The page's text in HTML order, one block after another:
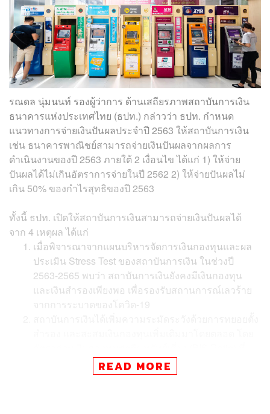
รณดล นุ่มนนท์ รองผู้ว่าการ ด้านเสถียรภาพสถาบันการเงิน
ธนาคารแห่งประเทศไทย (ธปท.) กล่าวว่า ธปท. กำหนด
แนวทางการจ่ายเงินปันผลประจำปี 2563 ให้สถาบันการเงิน
เช่น ธนาคารพาณิชย์สามารถจ่ายเงินปันผลจากผลการ
ดำเนินงานของปี 2563 ภายใต้ 2 เงื่อนไข ได้แก่ 1) ให้จ่าย
ปันผลได้ไม่เกินอัตราการจ่ายในปี 2562 2) ให้จ่ายปันผลไม่
เกิน 50% ของกำไรสุทธิของปี 2563
ทั้งนี้ ธปท. เปิดให้สถาบันการเงินสามารถจ่ายเงินปันผลได้
จาก 4 เหตุผล ได้แก่
เมื่อพิจารณาจากแผนบริหารจัดการเงินกองทุนและผล
ประเมิน Stress Test ของสถาบันการเงิน ในช่วงปี
2563-2565 พบว่า สถาบันการเงินยังคงมีเงินกองทุน
และเงินสำรองเพียงพอ เพื่อรองรับสถานการณ์เลวร้าย
จากการระบาดของโควิด-19
19.85% ณ ไตรมาส 3/63 และระบบธนาคารพาณิชย์มี
อัตราการกันเงินสำรองถึง 1.5 เท่าของสินเชื่อด้อย
READ MORE